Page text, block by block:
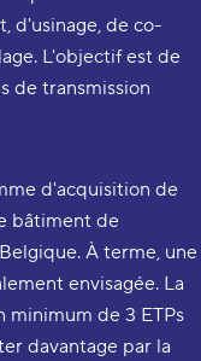
d'usinage, de co-
L'objectif est de
de transmission
d'acquisition de
bâtiment de
À terme, une
envisagée. La
de 3 ETPs
davantage par la